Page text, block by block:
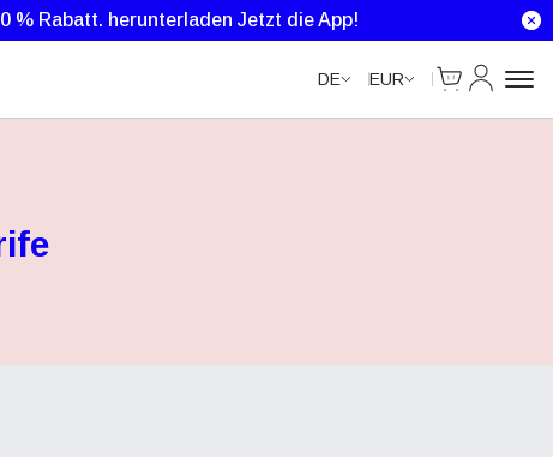
% Rabatt. herunterladen Jetzt die App!
DE EUR
Cart
Mein